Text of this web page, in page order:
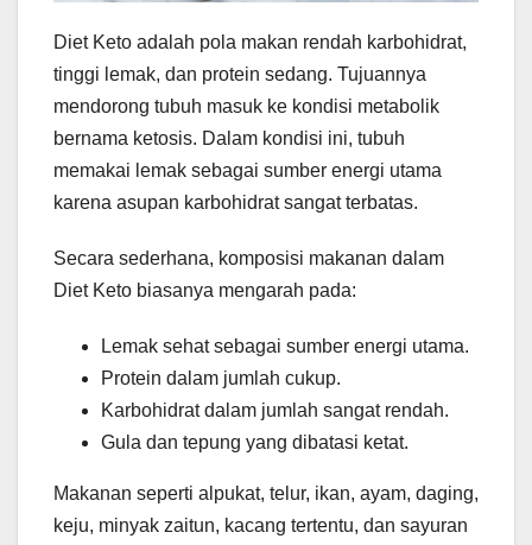
Diet Keto adalah pola makan rendah karbohidrat,
tinggi lemak, dan protein sedang. Tujuannya
mendorong tubuh masuk ke kondisi metabolik
bernama ketosis. Dalam kondisi ini, tubuh
memakai lemak sebagai sumber energi utama
karena asupan karbohidrat sangat terbatas.
Secara sederhana, komposisi makanan dalam
Diet Keto biasanya mengarah pada:
Lemak sehat sebagai sumber energi utama.
Protein dalam jumlah cukup.
Karbohidrat dalam jumlah sangat rendah.
Gula dan tepung yang dibatasi ketat.
Makanan seperti alpukat, telur, ikan, ayam, daging,
keju, minyak zaitun, kacang tertentu, dan sayuran